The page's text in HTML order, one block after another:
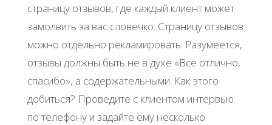
страницу отзывов, где каждый клиент может
замолвить за вас словечко. Страницу отзывов
можно отдельно рекламировать. Разумеется,
отзывы должны быть не в духе «Все отлично,
спасибо», а содержательными. Как этого
добиться? Проведите с клиентом интервью
по телефону и задайте ему несколько